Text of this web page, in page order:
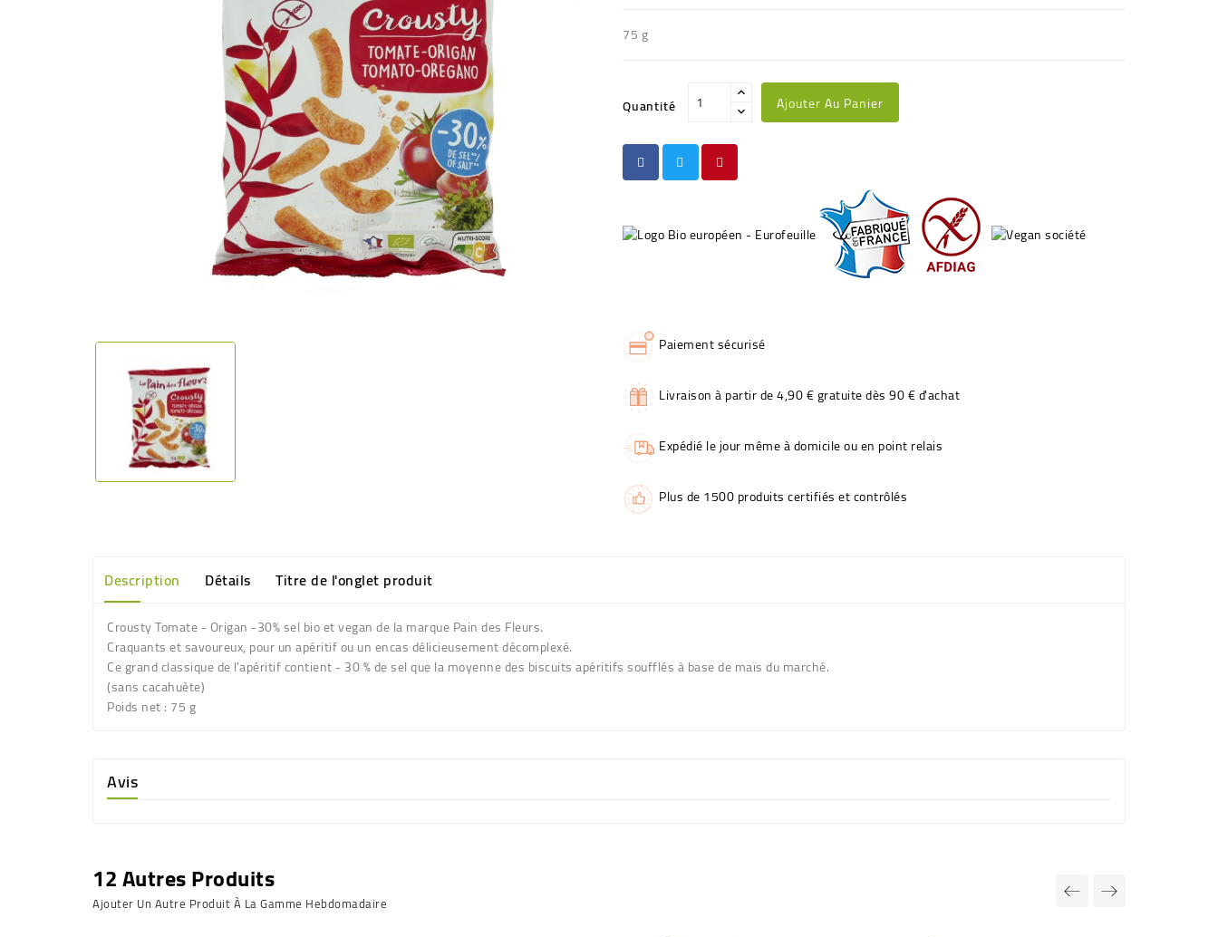
75 g
Quantité Ajouter Au Panier
Paiement sécurisé
Livraison à partir de 4,90 € gratuite dès 90 € d'achat
Expédié le jour même à domicile ou en point relais
Plus de 1500 produits certifiés et contrôlés
Description Détails Titre de l'onglet produit
Crousty Tomate - Origan -30% sel bio et vegan de la marque Pain des Fleurs.
Craquants et savoureux, pour un apéritif ou un encas délicieusement décomplexé.
Ce grand classique de l'apéritif contient - 30 % de sel que la moyenne des biscuits apéritifs soufflés à base de maïs du marché.
(sans cacahuète)
Poids net: 75 g
Avis
12 Autres Produits
Ajouter Un Autre Produit À La Gamme Hebdomadaire